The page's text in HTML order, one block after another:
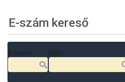
E-szám kereső